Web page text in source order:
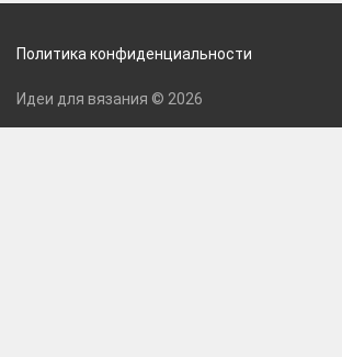
Политика конфиденциальности
Идеи для вязания © 2026